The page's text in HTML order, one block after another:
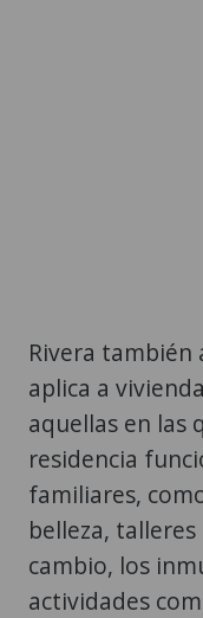
Rivera también
aplica a
aquellas en las
residencia
familiares,
belleza,
cambio, los
actividades